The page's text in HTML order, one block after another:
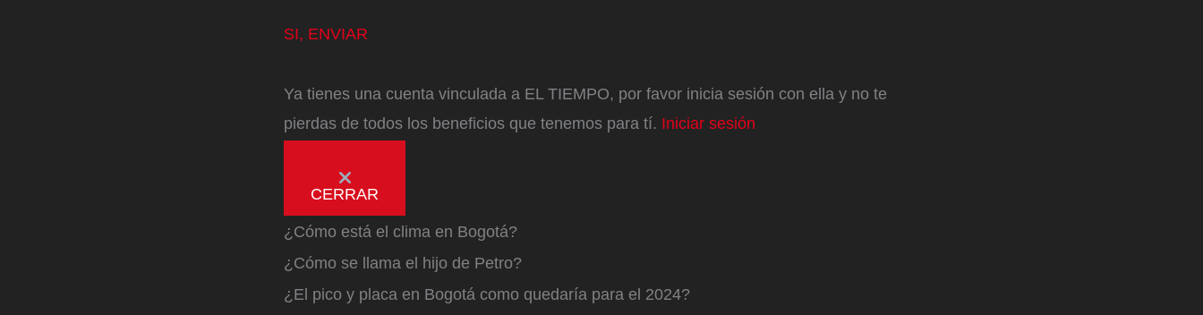
SI, ENVIAR
Ya tienes una cuenta vinculada a EL TIEMPO, por favor inicia sesión con ella y no te
pierdas de todos los beneficios que tenemos para tí. Iniciar sesión
CERRAR
¿Cómo está el clima en Bogotá?
¿Cómo se llama el hijo de Petro?
¿El pico y placa en Bogotá como quedaría para el 2024?